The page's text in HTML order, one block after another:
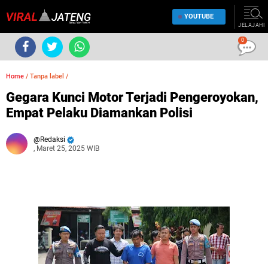
YOUTUBE
JELAJAHI
Home / Tanpa label /
Gegara Kunci Motor Terjadi Pengeroyokan,
Empat Pelaku Diamankan Polisi
Redaksi
, Maret 25, 2025 WIB
0